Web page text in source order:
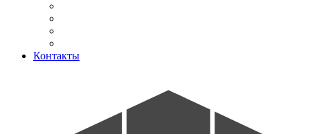
Контакты